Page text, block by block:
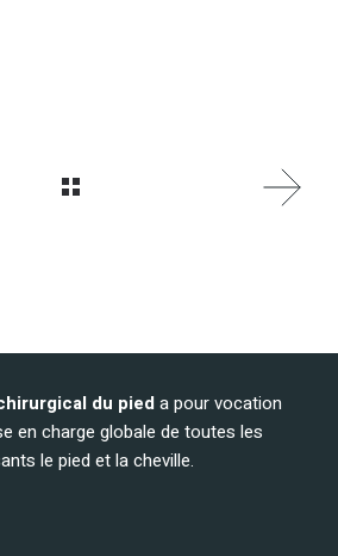
du pieda pour vocation
en charge globale de toutes les
le pied et la cheville.